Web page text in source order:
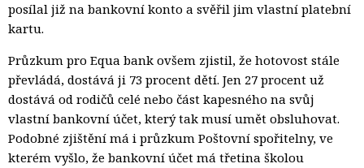
posílal již na bankovní konto a svěřil jim vlastní platební
kartu.
Průzkum pro Equa bank ovšem zjistil, že hotovost stále
převládá, dostává ji 73 procent dětí. Jen 27 procent už
dostává od rodičů celé nebo část kapesného na svůj
vlastní bankovní účet, který tak musí umět obsluhovat.
Podobné zjištění má i průzkum Poštovní spořitelny, ve
kterém vyšlo, že bankovní účet má třetina školou